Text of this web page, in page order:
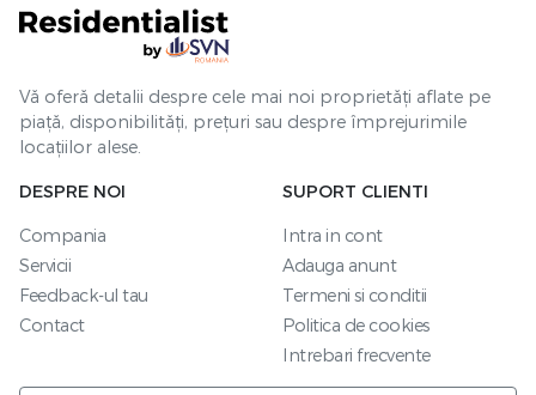
Vă oferă detalii despre cele mai noi proprietăți aflate pe
piață, disponibilități, prețuri sau despre împrejurimile
locațiilor alese.
DESPRE NOI
Compania
Servicii
Feedback-ul tau
Contact
SUPORT CLIENTI
Intra in cont
Adauga anunt
Termeni si conditii
Politica de cookies
Intrebari frecvente